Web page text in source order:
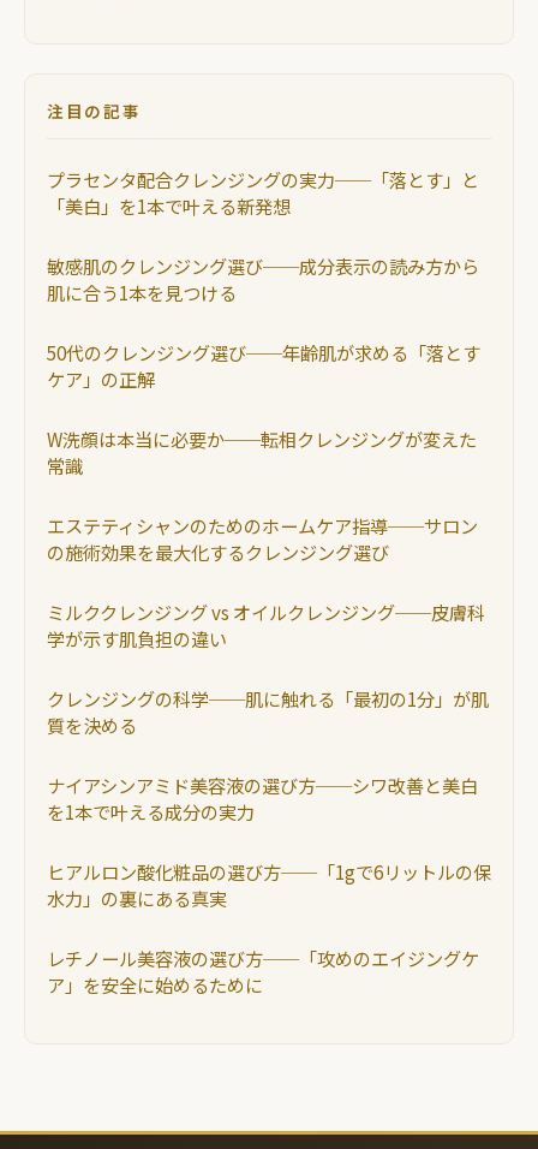
注目の記事
プラセンタ配合クレンジングの実力──「落とす」と
「美白」を1本で叶える新発想
敏感肌のクレンジング選び──成分表示の読み方から
肌に合う1本を見つける
50代のクレンジング選び──年齢肌が求める「落とす
ケア」の正解
W洗顔は本当に必要か──転相クレンジングが変えた
常識
エステティシャンのためのホームケア指導──サロン
の施術効果を最大化するクレンジング選び
ミルククレンジング vs オイルクレンジング──皮膚科
学が示す肌負担の違い
クレンジングの科学──肌に触れる「最初の1分」が肌
質を決める
ナイアシンアミド美容液の選び方──シワ改善と美白
を1本で叶える成分の実力
ヒアルロン酸化粧品の選び方──「1gで6リットルの保
水力」の裏にある真実
レチノール美容液の選び方──「攻めのエイジングケ
ア」を安全に始めるために